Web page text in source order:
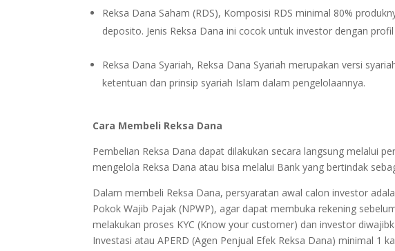
Reksa Dana Saham (RDS), Komposisi RDS minimal 80%
deposito. Jenis Reksa Dana ini cocok untuk investor dengan
Reksa Dana Syariah, Reksa Dana Syariah merupakan versi
ketentuan dan prinsip syariah Islam dalam pengelolaannya.
Cara Membeli Reksa Dana
Pembelian Reksa Dana dapat dilakukan secara langsung melalui
mengelola Reksa Dana atau bisa melalui Bank yang bertindak
Dalam membeli Reksa Dana, persyaratan awal calon investor
Pokok Wajib Pajak (NPWP), agar dapat membuka rekening
melakukan proses KYC (Know your customer) dan investor
Investasi atau APERD (Agen Penjual Efek Reksa Dana) minimal 1